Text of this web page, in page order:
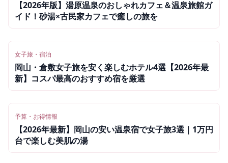
【2026年版】湯原温泉のおしゃれカフェ＆温泉旅館ガ
イド！砂湯×古民家カフェで癒しの旅を
女子旅・宿泊
岡山・倉敷女子旅を安く楽しむホテル4選【2026年最
新】コスパ最高のおすすめ宿を厳選
予算・お得情報
【2026年最新】岡山の安い温泉宿で女子旅3選｜1万円
台で楽しむ美肌の湯